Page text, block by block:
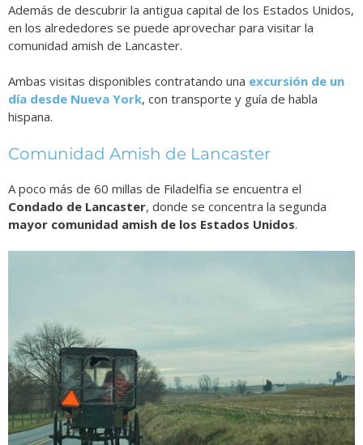
Además de descubrir la antigua capital de los Estados Unidos,
en los alrededores se puede aprovechar para visitar la
comunidad amish de Lancaster.
Ambas visitas disponibles contratando una excursión de un
día desde Nueva York, con transporte y guía de habla
hispana.
Comunidad Amish de Lancaster
A poco más de 60 millas de Filadelfia se encuentra el
Condado de Lancaster, donde se concentra la segunda
mayor comunidad amish de los Estados Unidos.